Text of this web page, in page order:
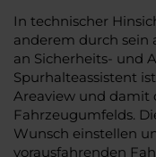
In technischer
anderem durch sein
an Sicherheits- und
Spurhalteassistent
Areaview und damit
Fahrzeugumfelds.
Wunsch einstellen
vorausfahrenden